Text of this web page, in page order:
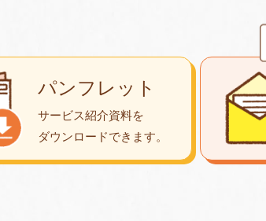
パンフレット
サービス紹介資料を
ダウンロードできます。